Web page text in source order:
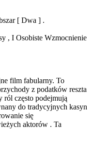
[ Dwa ] .
, I Osobiste Wzmocnienie
film fabularny. To
z podatków reszta
ról często podejmują
do tradycyjnych kasyn
się
aktorów . Ta